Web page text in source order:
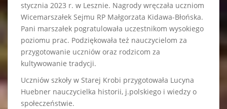
stycznia 2023 r. w Lesznie. Nagrody wręczała uczniom
Wicemarszałek Sejmu RP Małgorzata Kidawa-Błońska.
Pani marszałek pogratulowała uczestnikom wysokiego
poziomu prac. Podziękowała też nauczycielom za
przygotowanie uczniów oraz rodzicom za
kultywowanie tradycji.
Uczniów szkoły w Starej Krobi przygotowała Lucyna
Huebner nauczycielka historii, j.polskiego i wiedzy o
społeczeństwie.